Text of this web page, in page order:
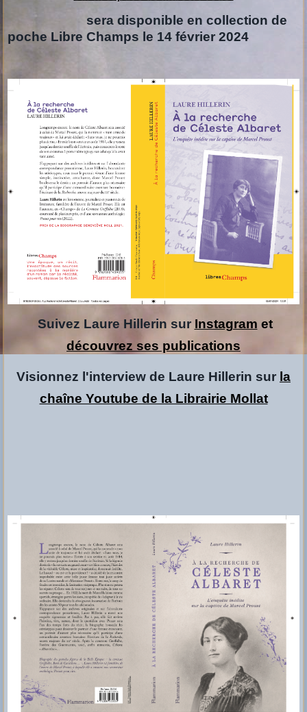
sera disponible en collection de
poche Libre Champs le 14 février 2024
Suivez Laure Hillerin sur Instagram et
découvrez ses publications
Visionnez l'interview de Laure Hillerin sur la
chaîne Youtube de la Librairie Mollat